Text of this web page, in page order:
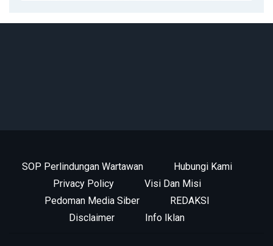
SOP Perlindungan Wartawan
Hubungi Kami
Privacy Policy
Visi Dan Misi
Pedoman Media Siber
REDAKSI
Disclaimer
Info Iklan